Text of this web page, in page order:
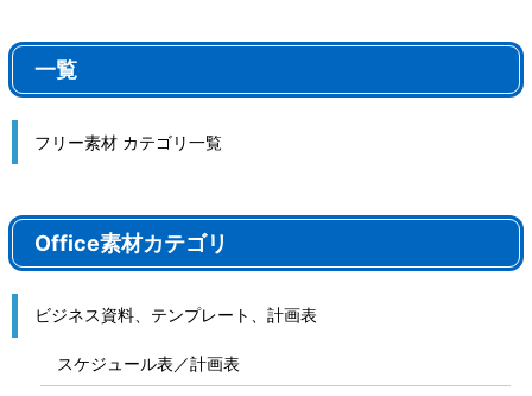
一覧
フリー素材 カテゴリ一覧
Office素材カテゴリ
ビジネス資料、テンプレート、計画表
スケジュール表／計画表